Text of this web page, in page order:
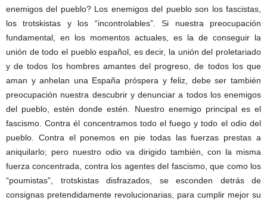
enemigos del pueblo? Los enemigos del pueblo son los fascistas,
los trotskistas y los “incontrolables”. Si nuestra preocupación
fundamental, en los momentos actuales, es la de conseguir la
unión de todo el pueblo español, es decir, la unión del proletariado
y de todos los hombres amantes del progreso, de todos los que
aman y anhelan una España próspera y feliz, debe ser también
preocupación nuestra descubrir y denunciar a todos los enemigos
del pueblo, estén donde estén. Nuestro enemigo principal es el
fascismo. Contra él concentramos todo el fuego y todo el odio del
pueblo. Contra el ponemos en pie todas las fuerzas prestas a
aniquilarlo; pero nuestro odio va dirigido también, con la misma
fuerza concentrada, contra los agentes del fascismo, que como los
“poumistas”, trotskistas disfrazados, se esconden detrás de
consignas pretendidamente revolucionarias, para cumplir mejor su